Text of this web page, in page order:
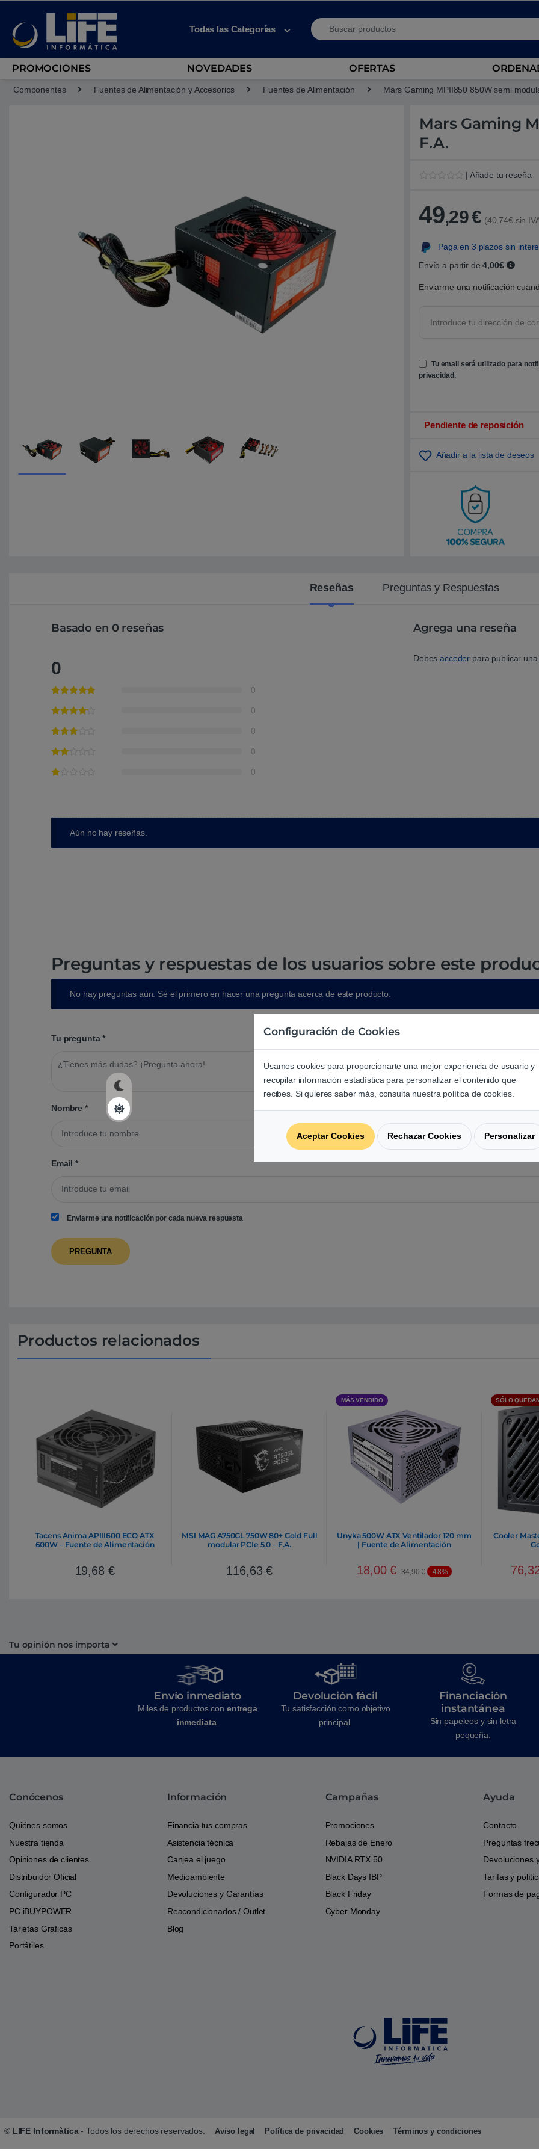
Todas las Categorías
Search for:
PROMOCIONES NOVEDADES OFERTAS
Componentes Fuentes de Alimentación y Accesorios Fuentes de Alimentación Mars Gaming MPII850 850W semi
Mars Gaming
F.A.
o
r
o
.
s
a
d
o
a
c
| Añade tu reseña
49,29€ (40,74€ sin
Paga en 3 plazos sin
Envío a partir de4,00€
Enviarme una notificación
Tu email será utilizado para
privacidad.
Pendiente de reposición
Añadir a la lista de deseos
Reseñas Preguntas y Respuestas
Basado en 0 reseñas
0
0
0
0
0
0
Agrega una reseña
Debesacceder para publicar
Aún no hay reseñas.
Preguntas y respuestas de los usuarios sobre este
No hay preguntas aún. Sé el primero en hacer una pregunta acerca de este producto.
Tu pregunta*
Nombre*
Email*
Enviarme una notificación por cada nueva respuesta
Productos relacionados
Tacens Anima APIII600 ECO ATX
600W – Fuente de Alimentación
19,68 €
MSI MAG A750GL 750W 80+ Gold Full
modular PCIe 5.0 – F.A.
116,63€
MÁS VENDIDO
Unyka 500W ATX Ventilador 120 mm
| Fuente de Alimentación
18,00€ 34,90€ -48%
SÓLO
Cooler
Tu opinión nos importa
Envío inmediato
Miles de productos con entrega
inmediata.
Devolución fácil
Tu satisfacción como objetivo
principal.
Financiación
instantánea
Sin papeleos y sin letra
pequeña.
Conócenos
Quiénes somos
Nuestra tienda
Opiniones de clientes
Distribuidor Oficial
Configurador PC
PC iBUYPOWER
Tarjetas Gráficas
Portátiles
Información
Financia tus compras
Asistencia técnica
Canjea el juego
Medioambiente
Devoluciones y Garantías
Reacondicionados / Outlet
Blog
Campañas
Promociones
Rebajas de Enero
NVIDIA RTX 50
Black Days IBP
Black Friday
Cyber Monday
Ayuda
Contacto
Preguntas
Devoluciones
Tarifas y
Formas de
© LIFE Informàtica- Todos los derechos reservados. Aviso legal Política de privacidad Cookies Términos y condiciones
Configuración de Cookies
Usamos cookies para proporcionarte una mejor experiencia de usuario y
recopilar información estadística para personalizar el contenido que
recibes. Si quieres saber más, consulta nuestra política de cookies.
Aceptar Cookies Rechazar Cookies Personalizar